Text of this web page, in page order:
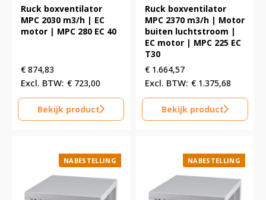
Ruck boxventilator
MPC 2030 m3/h | EC
motor | MPC 280 EC 40
€ 874,83
€ 723,00
Bekijk product
Ruck boxventilator
MPC 2370 m3/h | Motor
buiten luchtstroom |
EC motor | MPC 225 EC
T30
€ 1.664,57
€ 1.375,68
Bekijk product
NABESTELLING NABESTELLING